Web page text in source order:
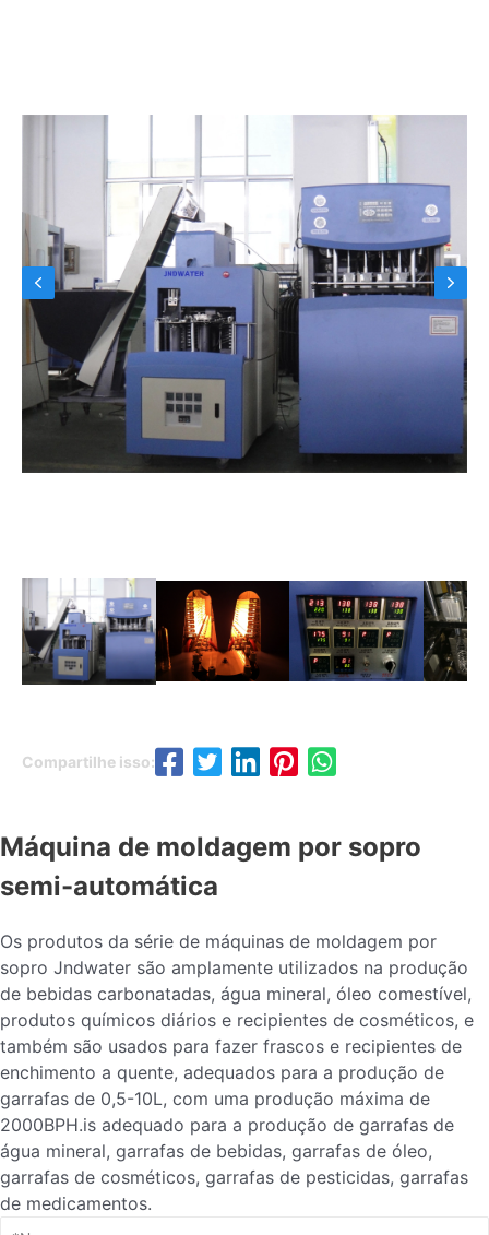
Compartilhe isso:
Máquina de moldagem por sopro
semi-automática
Os produtos da série de máquinas de moldagem por
sopro Jndwater são amplamente utilizados na produção
de bebidas carbonatadas, água mineral, óleo comestível,
produtos químicos diários e recipientes de cosméticos, e
também são usados para fazer frascos e recipientes de
enchimento a quente, adequados para a produção de
garrafas de 0,5-10L, com uma produção máxima de
2000BPH.is adequado para a produção de garrafas de
água mineral, garrafas de bebidas, garrafas de óleo,
garrafas de cosméticos, garrafas de pesticidas, garrafas
de medicamentos.